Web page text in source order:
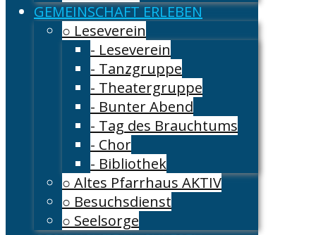
GEMEINSCHAFT ERLEBEN
○ Leseverein
- Leseverein
- Tanzgruppe
- Theatergruppe
- Bunter Abend
- Tag des Brauchtums
- Chor
- Bibliothek
○ Altes Pfarrhaus AKTIV
○ Besuchsdienst
○ Seelsorge